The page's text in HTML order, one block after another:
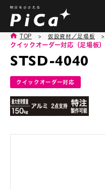
TOP > 仮設資材／足場板 >
STSD-4040
クイックオーダー対応（足場板）
クイックオーダー対応